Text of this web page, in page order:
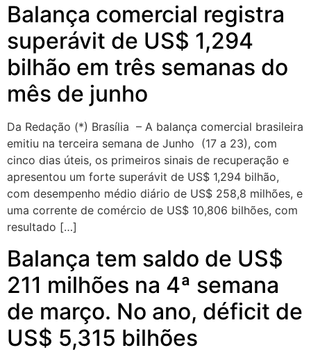
Balança comercial registra
superávit de US$ 1,294
bilhão em três semanas do
mês de junho
Da Redação (*) Brasília – A balança comercial brasileira
emitiu na terceira semana de Junho (17 a 23), com
cinco dias úteis, os primeiros sinais de recuperação e
apresentou um forte superávit de US$ 1,294 bilhão,
com desempenho médio diário de US$ 258,8 milhões, e
uma corrente de comércio de US$ 10,806 bilhões, com
resultado […]
Balança tem saldo de US$
211 milhões na 4ª semana
de março. No ano, déficit de
US$ 5,315 bilhões